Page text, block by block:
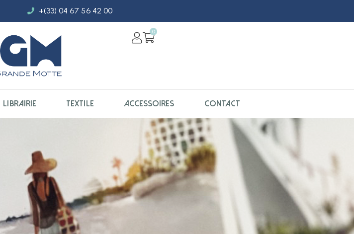
+(33) 04 67 56 42 00
0
LIBRAIRIE TEXTILE ACCESSOIRES CONTACT